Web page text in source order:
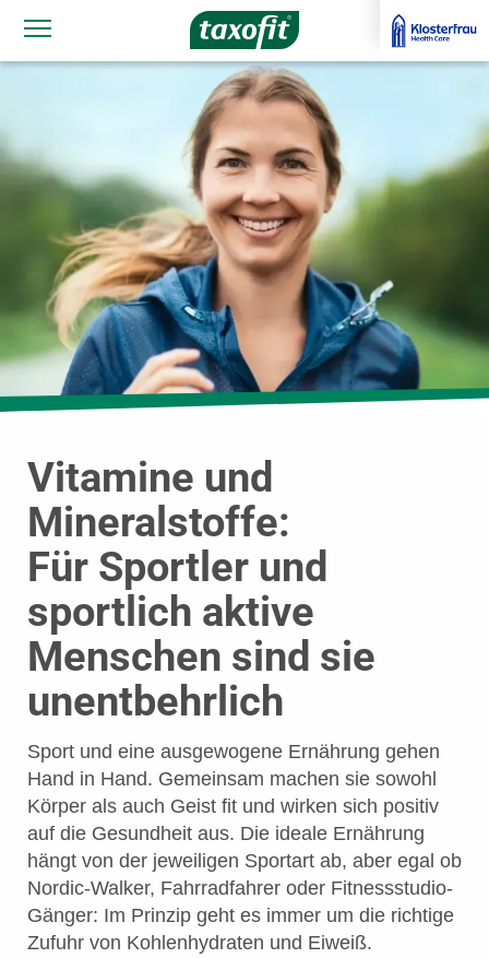
Navigationssichtbarkeit umschalten
Vitamine und
Mineralstoffe:
Für Sportler und
sportlich aktive
Menschen sind sie
unentbehrlich
Sport und eine ausgewogene Ernährung gehen
Hand in Hand. Gemeinsam machen sie sowohl
Körper als auch Geist fit und wirken sich positiv
auf die Gesundheit aus. Die ideale Ernährung
hängt von der jeweiligen Sportart ab, aber egal ob
Nordic-Walker, Fahrradfahrer oder Fitnessstudio-
Gänger: Im Prinzip geht es immer um die richtige
Zufuhr von Kohlenhydraten und Eiweiß.